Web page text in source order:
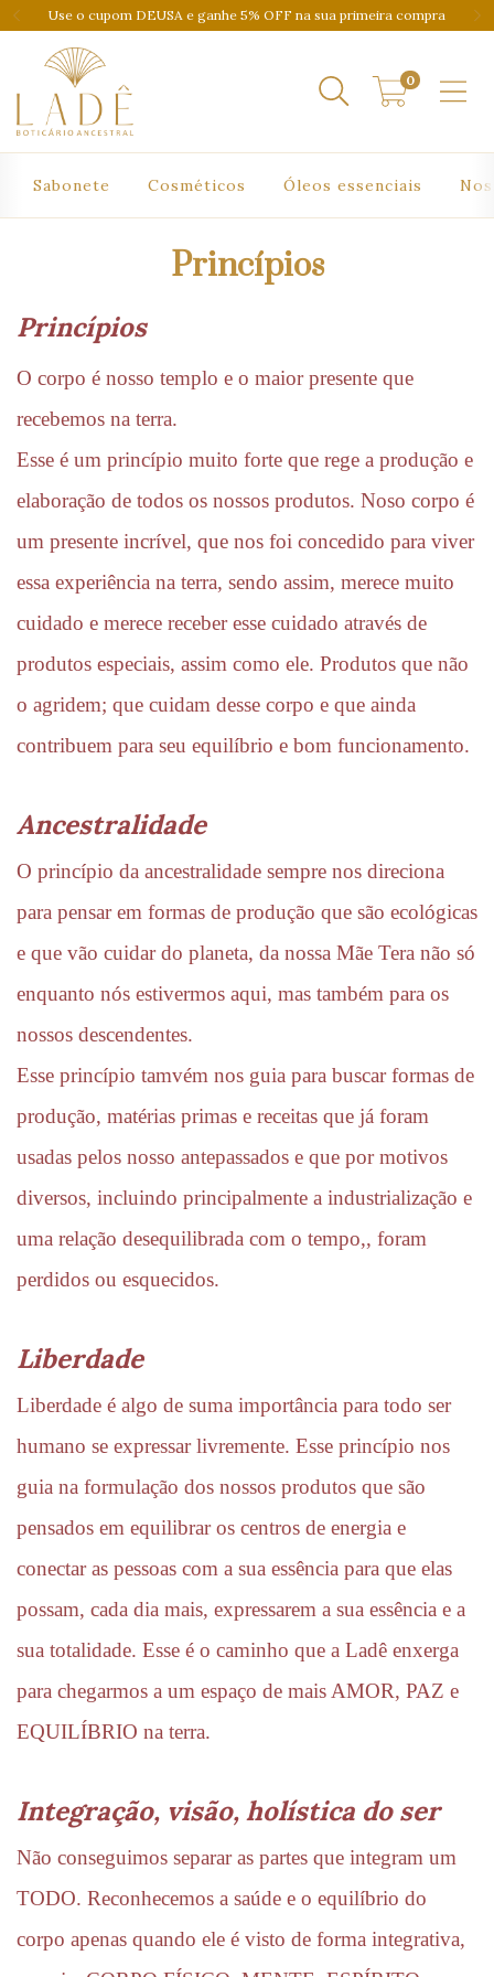
Use o cupom DEUSA e ganhe 5% OFF na sua primeira compra
0
Sabonete Cosméticos Óleos essenciais
Princípios
Princípios
O corpo é nosso templo e o maior presente que
recebemos na terra.
Esse é um princípio muito forte que rege a produção e
elaboração de todos os nossos produtos. Noso corpo é
um presente incrível, que nos foi concedido para viver
essa experiência na terra, sendo assim, merece muito
cuidado e merece receber esse cuidado através de
produtos especiais, assim como ele. Produtos que não
o agridem; que cuidam desse corpo e que ainda
contribuem para seu equilíbrio e bom funcionamento.
Ancestralidade
O princípio da ancestralidade sempre nos direciona
para pensar em formas de produção que são ecológicas
e que vão cuidar do planeta, da nossa Mãe Tera não só
enquanto nós estivermos aqui, mas também para os
nossos descendentes.
Esse princípio tamvém nos guia para buscar formas de
produção, matérias primas e receitas que já foram
usadas pelos nosso antepassados e que por motivos
diversos, incluindo principalmente a industrialização e
uma relação desequilibrada com o tempo,, foram
perdidos ou esquecidos.
Liberdade
Liberdade é algo de suma importância para todo ser
humano se expressar livremente. Esse princípio nos
guia na formulação dos nossos produtos que são
pensados em equilibrar os centros de energia e
conectar as pessoas com a sua essência para que elas
possam, cada dia mais, expressarem a sua essência e a
sua totalidade. Esse é o caminho que a Ladê enxerga
para chegarmos a um espaço de mais AMOR, PAZ e
EQUILÍBRIO na terra.
Integração, visão, holística do ser
Não conseguimos separar as partes que integram um
TODO. Reconhecemos a saúde e o equilíbrio do
corpo apenas quando ele é visto de forma integrativa,